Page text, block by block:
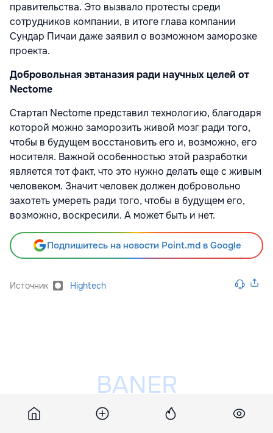
правительства. Это вызвало протесты среди
сотрудников компании, в итоге глава компании
Сундар Пичаи даже заявил о возможном заморозке
проекта.
Добровольная эвтаназия ради научных целей от
Nectome
Стартап Nectome представил технологию, благодаря
которой можно заморозить живой мозг ради того,
чтобы в будущем восстановить его и, возможно, его
носителя. Важной особенностью этой разработки
является тот факт, что это нужно делать еще с живым
человеком. Значит человек должен добровольно
захотеть умереть ради того, чтобы в будущем его,
возможно, воскресили. А может быть и нет.
Подпишитесь на новости Point.md в Google
Источник Hightech